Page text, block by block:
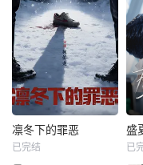
凛冬下的罪恶
已完结
盛
已